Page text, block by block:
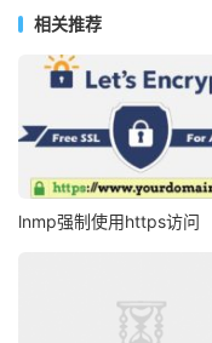
相关推荐
lnmp强制使用https访问